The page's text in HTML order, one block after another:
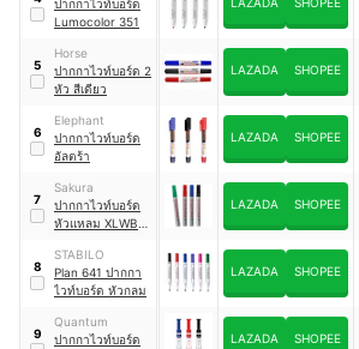
ปากกาไวท์บอร์ด
Lumocolor 351
5
Horse
ปากกาไวท์บอร์ด 2
หัว สีเดียว
LAZADA SHOPEE
6
Elephant
ปากกาไวท์บอร์ด
อัลตร้า
LAZADA SHOPEE
7
Sakura
ปากกาไวท์บอร์ด
หัวแหลม XLWBK-
LAZADA SHOPEE
8
STABILO
Plan 641 ปากกา
ไวท์บอร์ด หัวกลม
LAZADA SHOPEE
9
Quantum
ปากกาไวท์บอร์ด
LAZADA SHOPEE